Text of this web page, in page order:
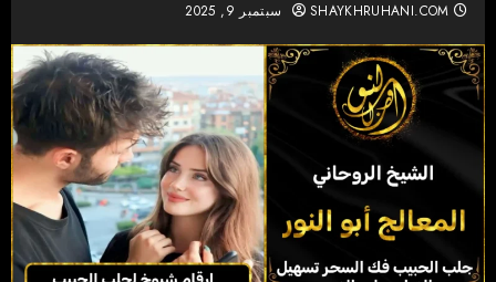
SHAYKHRUHANI.COM سبتمبر 9, 2025